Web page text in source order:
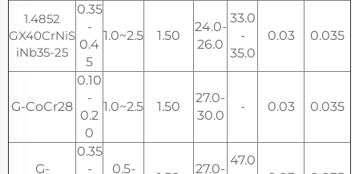
1.4852
GX40CrNiS
iNb35-25
0.35
-
0.4
5
1.0~2.5 1.50
24.0-
26.0
33.0
-
35.0
0.03 0.035
G-CoCr28
0.10
-
0.2
0
1.0~2.5 1.50
27.0-
30.0
- 0.03 0.035
G-
0.35
-
0.5-
27.0-
47.0